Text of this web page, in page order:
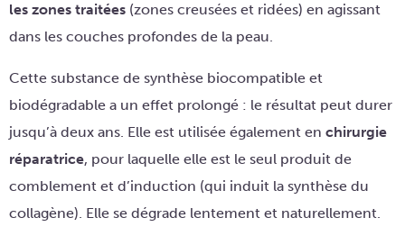
les zones traitées (zones creusées et ridées) en agissant
dans les couches profondes de la peau.
Cette substance de synthèse biocompatible et
biodégradable a un effet prolongé : le résultat peut durer
jusqu’à deux ans. Elle est utilisée également en chirurgie
réparatrice, pour laquelle elle est le seul produit de
comblement et d’induction (qui induit la synthèse du
collagène). Elle se dégrade lentement et naturellement.